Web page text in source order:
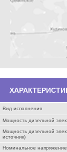
Вид исполнения
Мощность дизельной
Мощность дизельной
источник)
Номинальное напряжение